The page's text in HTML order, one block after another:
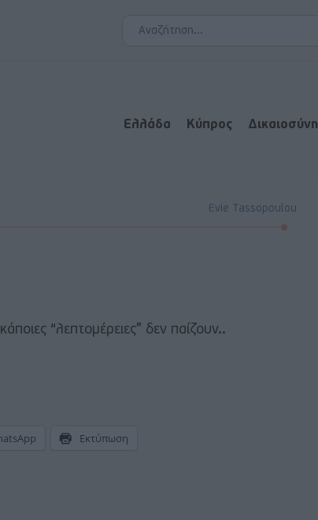
Ελλάδα Κύπρος Δικαιοσύνη
Evie Tassopoulou
“λεπτομέρειες” δεν παίζουν..
Εκτύπωση